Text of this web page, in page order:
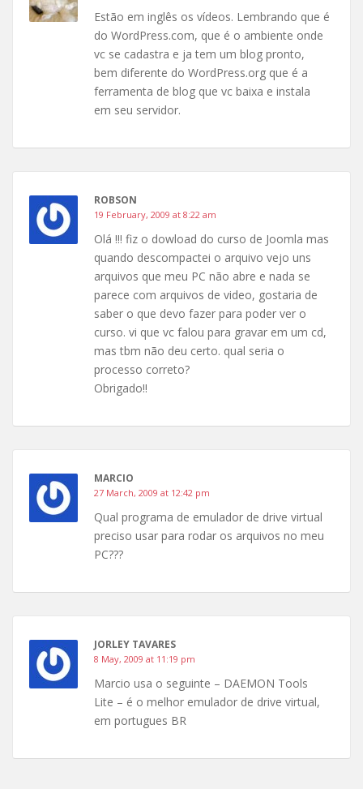
Estão em inglês os vídeos. Lembrando que é
do WordPress.com, que é o ambiente onde
vc se cadastra e ja tem um blog pronto,
bem diferente do WordPress.org que é a
ferramenta de blog que vc baixa e instala
em seu servidor.
ROBSON
19 February, 2009 at 8:22 am
Olá !!! fiz o dowload do curso de Joomla mas
quando descompactei o arquivo vejo uns
arquivos que meu PC não abre e nada se
parece com arquivos de video, gostaria de
saber o que devo fazer para poder ver o
curso. vi que vc falou para gravar em um cd,
mas tbm não deu certo. qual seria o
processo correto?
Obrigado!!
MARCIO
27 March, 2009 at 12:42 pm
Qual programa de emulador de drive virtual
preciso usar para rodar os arquivos no meu
PC???
JORLEY TAVARES
8 May, 2009 at 11:19 pm
Marcio usa o seguinte – DAEMON Tools
Lite – é o melhor emulador de drive virtual,
em portugues BR